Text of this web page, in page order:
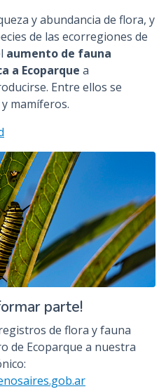
y abundancia de flora, y
de las ecorregiones de
aumento de fauna
a Ecoparque a
Entre ellos se
mamíferos.
parte!
de flora y fauna
de Ecoparque a nuestra